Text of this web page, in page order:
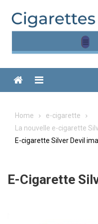
content
Menu
Home
e-cigarette
La nouvelle e-cigarette
E-cigarette Silver Devil
E-Cigarette